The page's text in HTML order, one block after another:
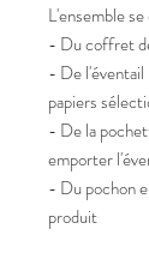
L'ensemble
- Du coffret
- De l'éventail
papiers
- De la
emporter
- Du pochon
produit